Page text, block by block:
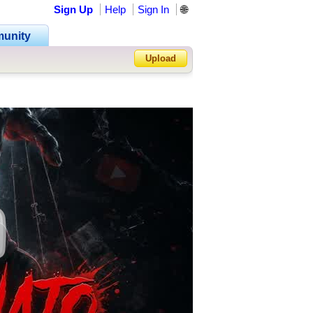
Sign Up Help Sign In 🌐
Upload